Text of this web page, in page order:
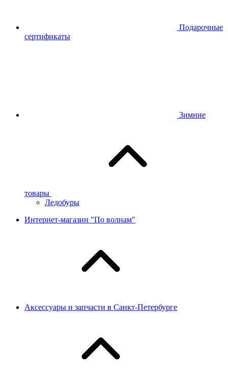
Подарочные
сертификаты
Зимние
товары
Ледобуры
Интернет-магазин "По волнам"
Аксессуары и запчасти в Санкт-Петербурге